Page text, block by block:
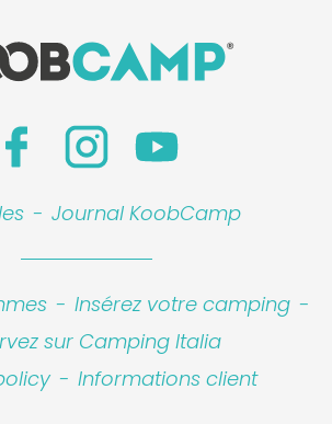
- Journal KoobCamp
- Insérez votre camping -
sur Camping Italia
- Informations client